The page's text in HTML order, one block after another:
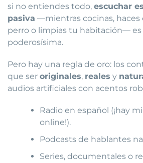
si no entiendes todo, escuchar
pasiva —mientras cocinas, haces
perro o limpias tu habitación—
poderosísima.
Pero hay una regla de oro: los
que ser originales, reales y
audios artificiales con acentos
Radio en español (¡hay
online!).
Podcasts de hablantes
Series, documentales o